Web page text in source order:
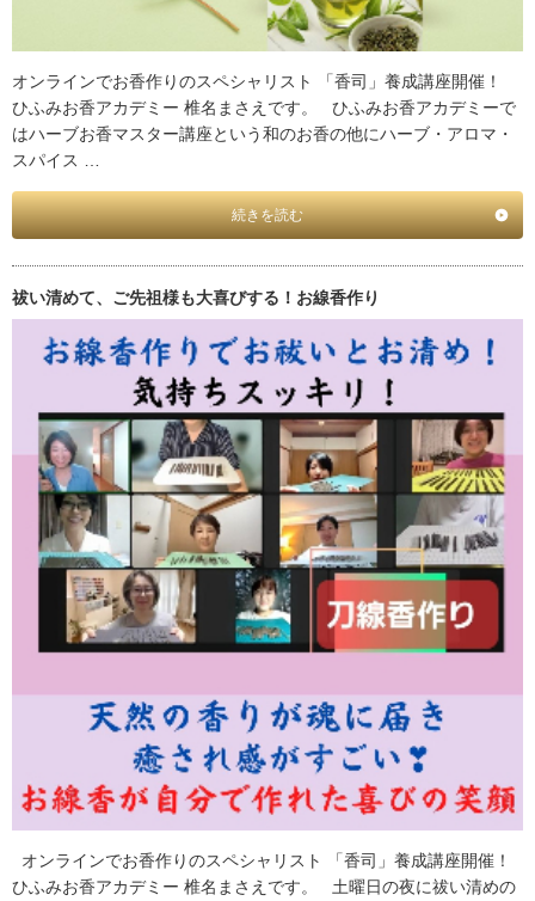
オンラインでお香作りのスペシャリスト 「香司」養成講座開催！
ひふみお香アカデミー 椎名まさえです。 ひふみお香アカデミーで
はハーブお香マスター講座という和のお香の他にハーブ・アロマ・
スパイス …
続きを読む
祓い清めて、ご先祖様も大喜びする！お線香作り
オンラインでお香作りのスペシャリスト 「香司」養成講座開催！
ひふみお香アカデミー 椎名まさえです。 土曜日の夜に祓い清めの